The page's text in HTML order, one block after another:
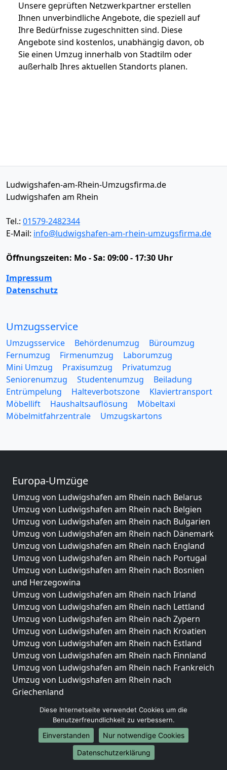
Unsere geprüften Netzwerkpartner erstellen
Ihnen unverbindliche Angebote, die speziell auf
Ihre Bedürfnisse zugeschnitten sind. Diese
Angebote sind kostenlos, unabhängig davon, ob
Sie einen Umzug innerhalb von Stadtilm oder
außerhalb Ihres aktuellen Standorts planen.
Ludwigshafen-am-Rhein-Umzugsfirma.de
Ludwigshafen am Rhein
Tel.: 01579-2482344
E-Mail: info@ludwigshafen-am-rhein-umzugsfirma.de
Öffnungszeiten: Mo - Sa: 09:00 - 17:30 Uhr
Impressum
Datenschutz
Umzugsservice
Umzugsservice Behördenumzug
Büroumzug
Fernumzug
Firmenumzug
Laborumzug
Mini Umzug
Praxisumzug
Privatumzug
Seniorenumzug
Studentenumzug
Beiladung
Entrümpelung
Halteverbotszone
Klaviertransport
Möbellift
Haushaltsauflösung
Möbeltaxi
Möbelmitfahrzentrale
Umzugskartons
Europa-Umzüge
Umzug von Ludwigshafen am Rhein nach Belarus
Umzug von Ludwigshafen am Rhein nach Belgien
Umzug von Ludwigshafen am Rhein nach Bulgarien
Umzug von Ludwigshafen am Rhein nach Dänemark
Umzug von Ludwigshafen am Rhein nach England
Umzug von Ludwigshafen am Rhein nach Portugal
Umzug von Ludwigshafen am Rhein nach Bosnien
und Herzegowina
Umzug von Ludwigshafen am Rhein nach Irland
Umzug von Ludwigshafen am Rhein nach Lettland
Umzug von Ludwigshafen am Rhein nach Zypern
Umzug von Ludwigshafen am Rhein nach Kroatien
Umzug von Ludwigshafen am Rhein nach Estland
Umzug von Ludwigshafen am Rhein nach Finnland
Umzug von Ludwigshafen am Rhein nach Frankreich
Umzug von Ludwigshafen am Rhein nach
Griechenland
Umzug von Ludwigshafen am Rhein nach
Liechtenstein
Umzug von Ludwigshafen am Rhein nach
Diese Internetseite verwendet Cookies um die
Benutzerfreundlichkeit zu verbessern.
Einverstanden
Nur notwendige Cookies
Datenschutzerklärung